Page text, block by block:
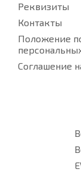
Реквизиты
Контакты
Положение
Соглашение